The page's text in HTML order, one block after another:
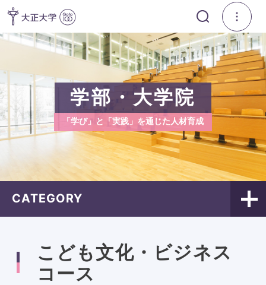
学部・大学院
「学び」と「実践」を通じた人材育成
CATEGORY
こども文化・ビジネス
コース